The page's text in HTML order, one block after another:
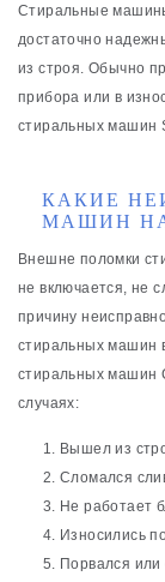
Стиральные
достаточно
из строя. Обычно
прибора или в
стиральных машин
КАКИЕ
МАШИН
Внешне поломки
не включается, не
причину
стиральных машин
стиральных машин
случаях:
Вышел из
Сломался
Не работает
Износились
Порвался или